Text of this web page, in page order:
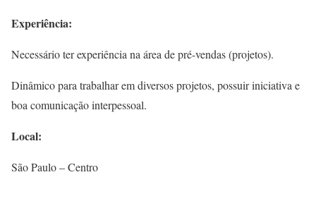
Experiência:
Necessário ter experiência na área de pré-vendas (projetos).
Dinâmico para trabalhar em diversos projetos, possuir iniciativa e
boa comunicação interpessoal.
Local:
São Paulo – Centro